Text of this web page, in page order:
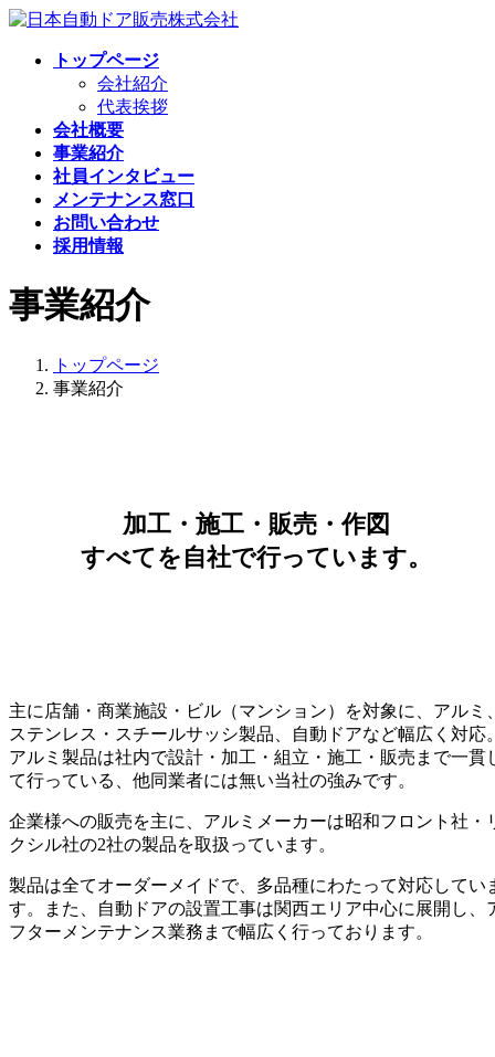
コ
ナ
トップページ
会社紹介
代表挨拶
会社概要
事業紹介
社員インタビュー
メンテナンス窓口
お問い合わせ
採用情報
事業紹介
トップページ
事業紹介
加工・施工・販売・作図
すべてを自社で行っています。
主に店舗・商業施設・ビル（マンション）を対象に、アルミ
ステンレス・スチールサッシ製品、自動ドアなど幅広く対応
アルミ製品は社内で設計・加工・組立・施工・販売まで一貫
て行っている、他同業者には無い当社の強みです。
企業様への販売を主に、アルミメーカーは昭和フロント社・
クシル社の2社の製品を取扱っています。
製品は全てオーダーメイドで、多品種にわたって対応してい
す。また、自動ドアの設置工事は関西エリア中心に展開し、
フターメンテナンス業務まで幅広く行っております。